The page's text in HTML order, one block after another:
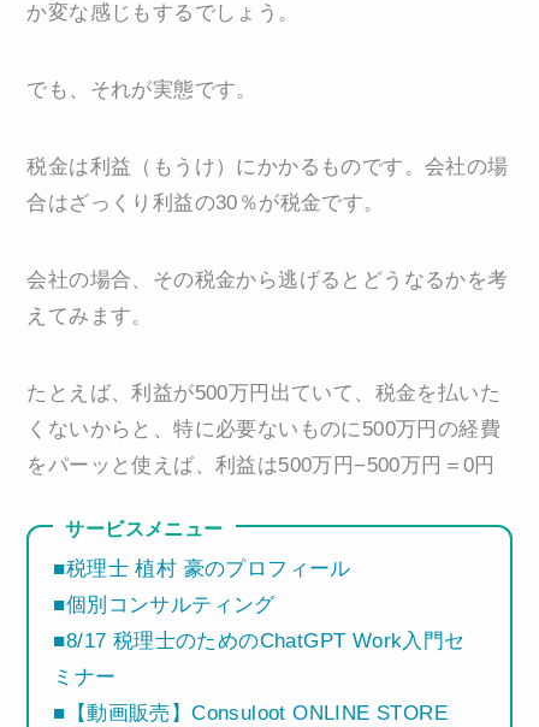
か変な感じもするでしょう。
でも、それが実態です。
税金は利益（もうけ）にかかるものです。会社の場
合はざっくり利益の30％が税金です。
会社の場合、その税金から逃げるとどうなるかを考
えてみます。
たとえば、利益が500万円出ていて、税金を払いた
くないからと、特に必要ないものに500万円の経費
をパーッと使えば、利益は500万円−500万円＝0円
サービスメニュー
■税理士 植村 豪のプロフィール
■個別コンサルティング
■8/17 税理士のためのChatGPT Work入門セ
ミナー
■【動画販売】Consuloot ONLINE STORE